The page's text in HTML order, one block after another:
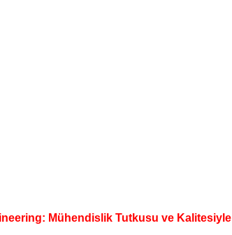
Mühendislik Tutkusu ve Kalitesiyle